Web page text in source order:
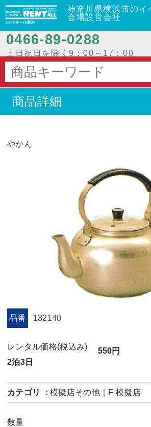
神奈川県横浜市のイ
会場設営会社
0466‐89‐0288
土日祝日を除く9：00～17：00
商品詳細
やかん
品番 132140
レンタル価格(税込み)
2泊3日
550円
カテゴリ 模擬店その他｜ F 模擬店
数量